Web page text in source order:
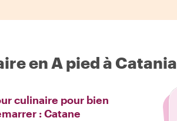
en A pied à Catania
culinaire pour bien
: Catane